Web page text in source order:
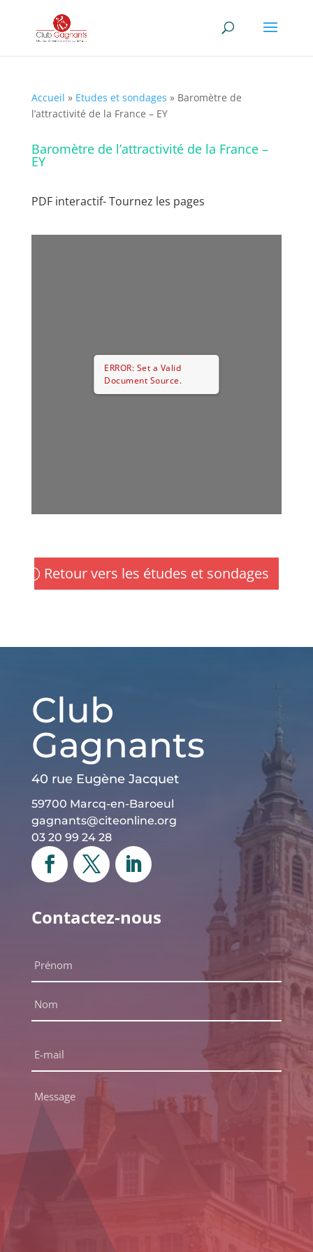
Accueil » Etudes et sondages » Baromètre de
l’attractivité de la France – EY
Baromètre de l’attractivité de la France –
EY
PDF interactif- Tournez les pages
ERROR: Set a Valid
Document Source.
Retour vers les études et sondages
Club
Gagnants
40 rue Eugène Jacquet
59700 Marcq-en-Baroeul
gagnants@citeonline.org
03 20 99 24 28
Contactez-nous
complet
mail
Message